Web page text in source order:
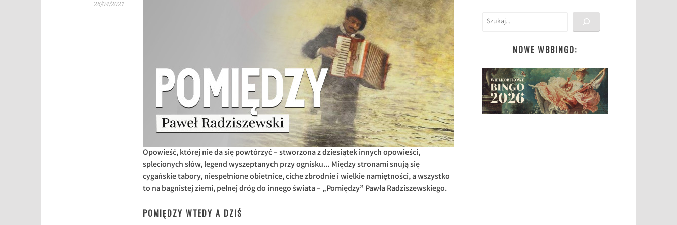
26/04/2021
Opowieść, której nie da się powtórzyć – stworzona z dziesiątek innych opowieści,
splecionych słów, legend wyszeptanych przy ognisku… Między stronami snują się
cygańskie tabory, niespełnione obietnice, ciche zbrodnie i wielkie namiętności, a wszystko
to na bagnistej ziemi, pełnej dróg do innego świata – „Pomiędzy” Pawła Radziszewskiego.
POMIĘDZY WTEDY A DZIŚ
Szukaj
NOWE WBBINGO: